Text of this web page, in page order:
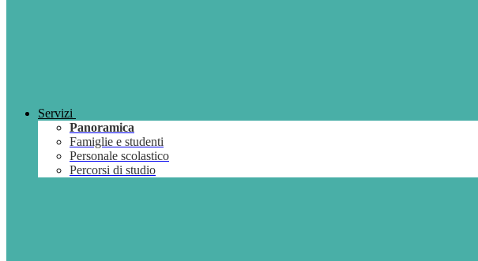
Servizi
Panoramica
Famiglie e studenti
Personale scolastico
Percorsi di studio